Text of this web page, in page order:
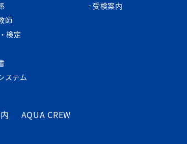
師
検定
ステム
受検案内
AQUA CREW